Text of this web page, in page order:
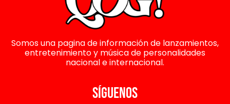
Somos una pagina de información de lanzamientos,
entretenimiento y música de personalidades
nacional e internacional.
SÍGUENOS